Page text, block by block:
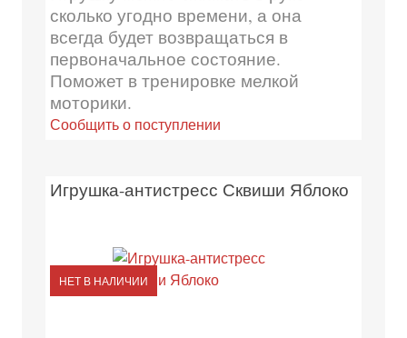
сколько угодно времени, а она
всегда будет возвращаться в
первоначальное состояние.
Поможет в тренировке мелкой
моторики.
Сообщить о поступлении
Игрушка-антистресс Сквиши Яблоко
НЕТ В НАЛИЧИИ